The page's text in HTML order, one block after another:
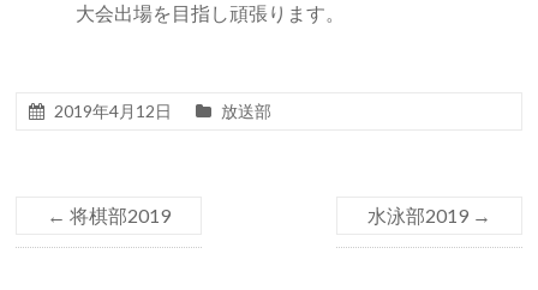
大会出場を目指し頑張ります。
2019年4月12日 放送部
← 将棋部2019 水泳部2019 →